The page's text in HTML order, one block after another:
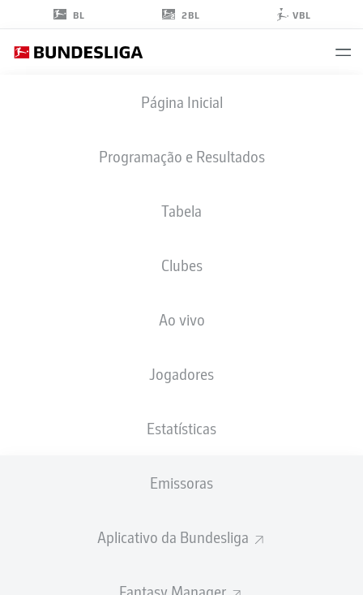
BL 2BL VBL
Página Inicial
Programação e Resultados
Tabela
Clubes
Ao vivo
Jogadores
Estatísticas
Emissoras
Aplicativo da Bundesliga
Fantasy Manager